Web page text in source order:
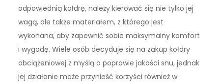
odpowiednią kołdrę, należy kierować się nie tylko jej
wagą, ale także materiałem, z którego jest
wykonana, aby zapewnić sobie maksymalny komfort
i wygodę. Wiele osób decyduje się na zakup kołdry
obciążeniowej z myślą o poprawie jakości snu, jednak
jej działanie może przynieść korzyści również w